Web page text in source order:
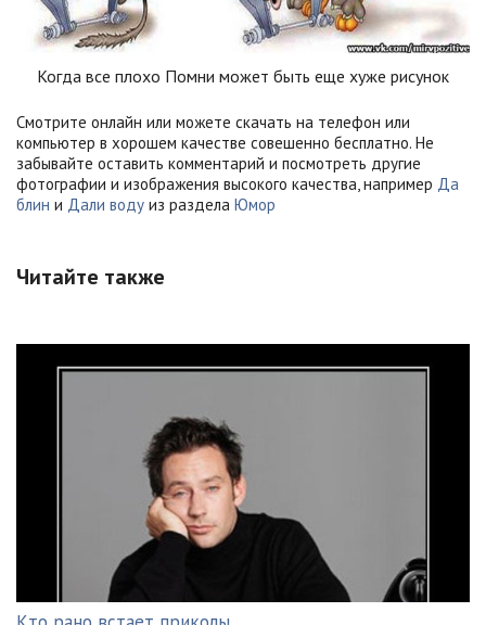
Когда все плохо Помни может быть еще хуже рисунок
Смотрите онлайн или можете скачать на телефон или
компьютер в хорошем качестве совешенно бесплатно. Не
забывайте оставить комментарий и посмотреть другие
фотографии и изображения высокого качества, например Да
блин и Дали воду из раздела Юмор
Читайте также